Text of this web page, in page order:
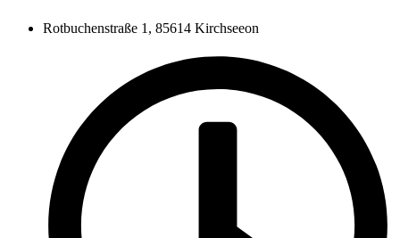
Rotbuchenstraße 1, 85614 Kirchseeon